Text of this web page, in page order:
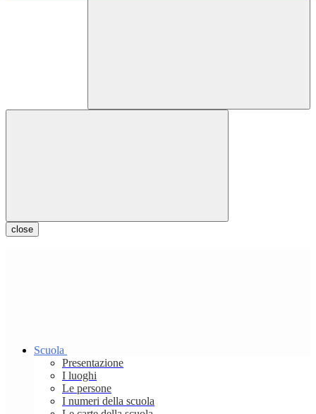
close
Scuola
Presentazione
I luoghi
Le persone
I numeri della scuola